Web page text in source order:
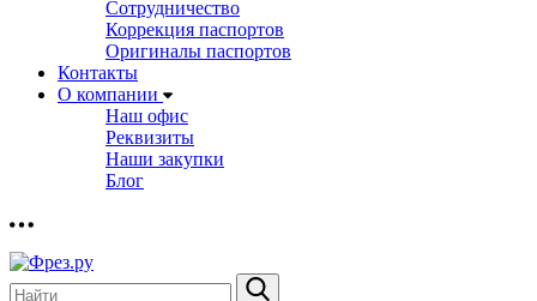
Сотрудничество
Коррекция паспортов
Оригиналы паспортов
Контакты
О компании
Наш офис
Реквизиты
Наши закупки
Блог